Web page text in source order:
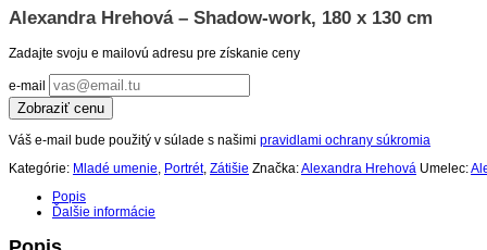
Alexandra Hrehová – Shadow-work, 180 x 130 cm
Zadajte svoju e mailovú adresu pre získanie ceny
e-mail
Zobraziť cenu
Váš e-mail bude použitý v súlade s našimi pravidlami ochrany súkromia
Kategórie: Mladé umenie, Portrét, Zátišie Značka:Alexandra Hrehová Umelec:
Popis
Ďalšie informácie